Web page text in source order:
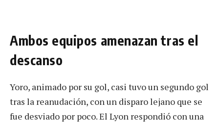
Ambos equipos amenazan tras el
descanso
Yoro, animado por su gol, casi tuvo un segundo gol
tras la reanudación, con un disparo lejano que se
fue desviado por poco. El Lyon respondió con una